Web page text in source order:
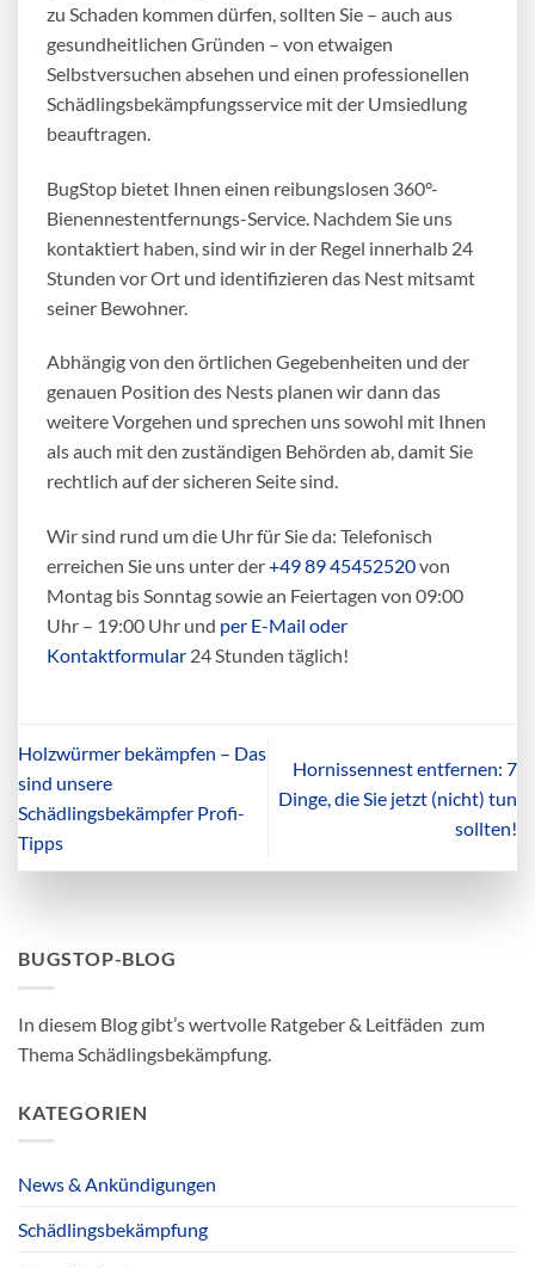
zu Schaden kommen dürfen, sollten Sie – auch aus
gesundheitlichen Gründen – von etwaigen
Selbstversuchen absehen und einen professionellen
Schädlingsbekämpfungsservice mit der Umsiedlung
beauftragen.
BugStop bietet Ihnen einen reibungslosen 360°-
Bienennestentfernungs-Service. Nachdem Sie uns
kontaktiert haben, sind wir in der Regel innerhalb 24
Stunden vor Ort und identifizieren das Nest mitsamt
seiner Bewohner.
Abhängig von den örtlichen Gegebenheiten und der
genauen Position des Nests planen wir dann das
weitere Vorgehen und sprechen uns sowohl mit Ihnen
als auch mit den zuständigen Behörden ab, damit Sie
rechtlich auf der sicheren Seite sind.
Wir sind rund um die Uhr für Sie da: Telefonisch
erreichen Sie uns unter der+49 89 45452520von
Montag bis Sonntag sowie an Feiertagen von 09:00
Uhr – 19:00 Uhr und per E-Mail oder
Kontaktformular 24 Stunden täglich!
Holzwürmer bekämpfen – Das
sind unsere
Schädlingsbekämpfer Profi-
Tipps
Hornissennest entfernen: 7
Dinge, die Sie jetzt (nicht) tun
sollten!
BUGSTOP-BLOG
In diesem Blog gibt’s wertvolle Ratgeber & Leitfäden zum
Thema Schädlingsbekämpfung.
KATEGORIEN
News & Ankündigungen
Schädlingsbekämpfung